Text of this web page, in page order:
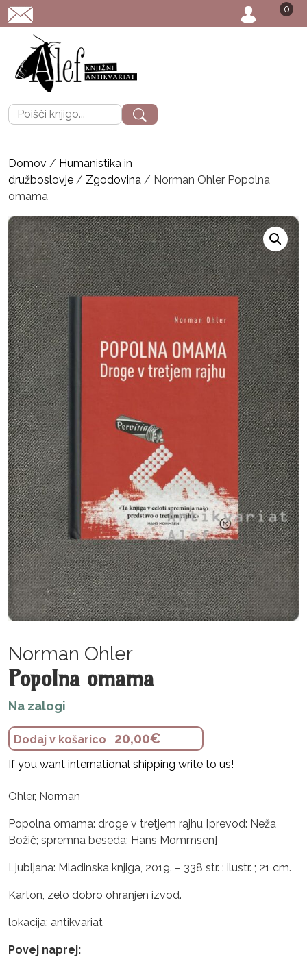
POŠTNINA:
0
Išči:
Domov / Humanistika in
družboslovje / Zgodovina / Norman Ohler Popolna
omama
Norman Ohler
Popolna omama
Na zalogi
Dodaj v košarico 20,00€
If you want international shipping write to us!
Ohler, Norman
Popolna omama: droge v tretjem rajhu [prevod: Neža
Božič; spremna beseda: Hans Mommsen]
Ljubljana: Mladinska knjiga, 2019. – 338 str. : ilustr. ; 21 cm.
Karton, zelo dobro ohranjen izvod.
lokacija: antikvariat
Povej naprej: